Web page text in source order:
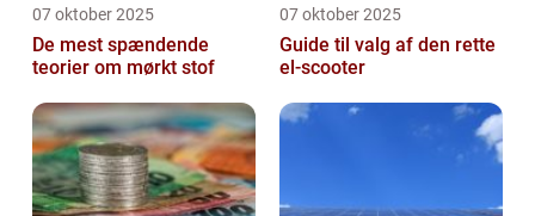
07 oktober 2025
De mest spændende
teorier om mørkt stof
07 oktober 2025
Guide til valg af den rette
el-scooter